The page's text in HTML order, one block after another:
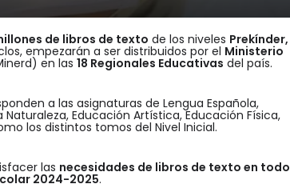
de libros de texto de los niveles Prekínder,
empezarán a ser distribuidos por el Ministerio
en las 18 Regionales Educativas del país.
a las asignaturas de Lengua Española,
Educación Artística, Educación Física,
los distintos tomos del Nivel Inicial.
las necesidades de libros de texto en todo
2024-2025.